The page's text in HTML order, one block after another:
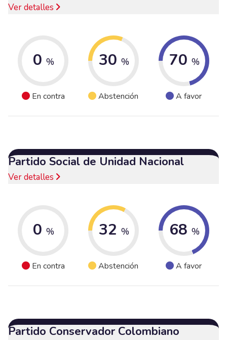
Ver detalles
0 %
En contra
30 %
Abstención
70 %
A favor
Partido Social de Unidad Nacional
Ver detalles
0 %
En contra
32 %
Abstención
68 %
A favor
Partido Conservador Colombiano